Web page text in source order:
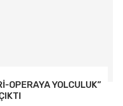
OPERAYA YOLCULUK”